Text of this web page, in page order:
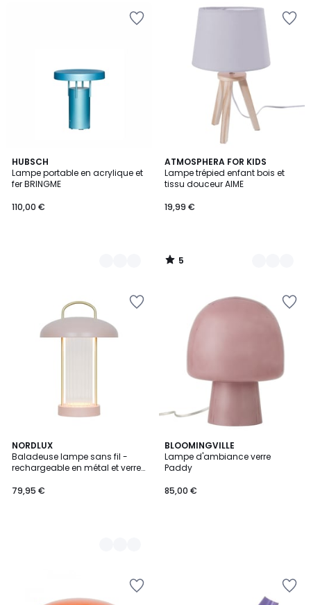
HUBSCH
Lampe portable en acrylique et
fer BRINGME
110,00 €
8
Couleurs
ATMOSPHERA FOR KIDS
Lampe trépied enfant bois et
tissu douceur AIME
19,99 €
5
/
5
2
Couleurs
5
/
NORDLUX
Baladeuse lampe sans fil -
rechargeable en métal et verre
79,95 €
3
Couleurs
BLOOMINGVILLE
Lampe d'ambiance verre
Paddy
85,00 €